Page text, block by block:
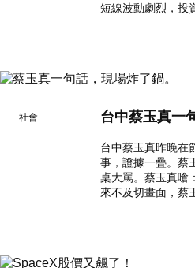
短線波動劇烈，投
社會 台中蔡玉真一
台中蔡玉真昨晚在
事，證據一疊。蔡
桌大罵。蔡玉真嗆
來不及切畫面，蔡